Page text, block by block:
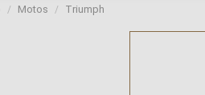
Motos Triumph